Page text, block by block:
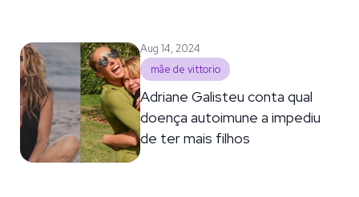
Aug 14, 2024
mãe de vittorio
Adriane Galisteu conta qual
doença autoimune a impediu
de ter mais filhos